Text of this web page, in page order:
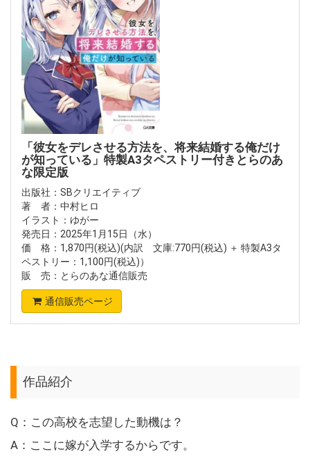
「彼女をデレさせる方法を、将来結婚する俺だけ
が知っている」特製A3タペストリー付きとらのあ
な限定版
出版社：SBクリエイティブ
著 者：中村ヒロ
イラスト：ゆがー
発売日：2025年1月15日（水）
価 格：1,870円(税込)(内訳 文庫:770円(税込) ＋ 特製A3タ
ペストリー：1,100円(税込)）
販 売：とらのあな通信販売
通信販売ページ
作品紹介
Q：この高校を志望した動機は？
A：ここに嫁が入学するからです。